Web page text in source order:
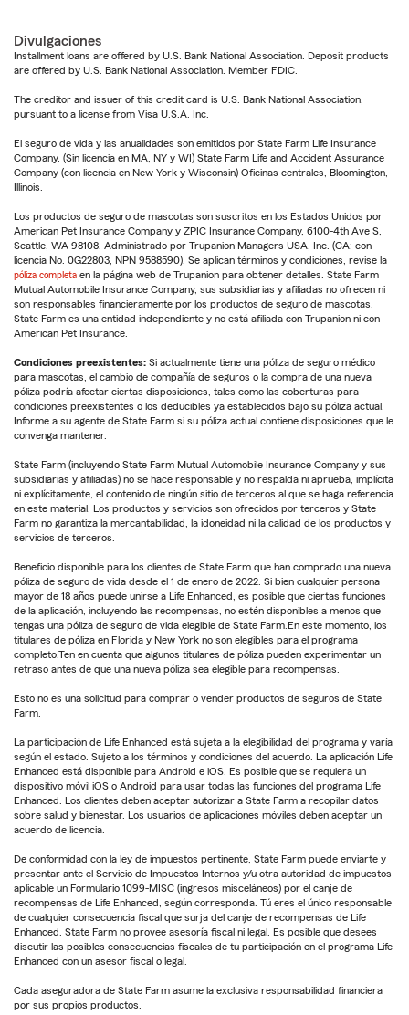
Divulgaciones
Installment loans are offered by U.S. Bank National Association. Deposit products
are offered by U.S. Bank National Association. Member FDIC.
The creditor and issuer of this credit card is U.S. Bank National Association,
pursuant to a license from Visa U.S.A. Inc.
El seguro de vida y las anualidades son emitidos por State Farm Life Insurance
Company. (Sin licencia en MA, NY y WI) State Farm Life and Accident Assurance
Company (con licencia en New York y Wisconsin) Oficinas centrales, Bloomington,
Illinois.
Los productos de seguro de mascotas son suscritos en los Estados Unidos por
American Pet Insurance Company y ZPIC Insurance Company, 6100-4th Ave S,
Seattle, WA 98108. Administrado por Trupanion Managers USA, Inc. (CA: con
licencia No. 0G22803, NPN 9588590). Se aplican términos y condiciones, revise la
póliza completa en la página web de Trupanion para obtener detalles. State Farm
Mutual Automobile Insurance Company, sus subsidiarias y afiliadas no ofrecen ni
son responsables financieramente por los productos de seguro de mascotas.
State Farm es una entidad independiente y no está afiliada con Trupanion ni con
American Pet Insurance.
Condiciones preexistentes: Si actualmente tiene una póliza de seguro médico
para mascotas, el cambio de compañía de seguros o la compra de una nueva
póliza podría afectar ciertas disposiciones, tales como las coberturas para
condiciones preexistentes o los deducibles ya establecidos bajo su póliza actual.
Informe a su agente de State Farm si su póliza actual contiene disposiciones que le
convenga mantener.
State Farm (incluyendo State Farm Mutual Automobile Insurance Company y sus
subsidiarias y afiliadas) no se hace responsable y no respalda ni aprueba, implícita
ni explícitamente, el contenido de ningún sitio de terceros al que se haga referencia
en este material. Los productos y servicios son ofrecidos por terceros y State
Farm no garantiza la mercantabilidad, la idoneidad ni la calidad de los productos y
servicios de terceros.
Beneficio disponible para los clientes de State Farm que han comprado una nueva
póliza de seguro de vida desde el 1 de enero de 2022. Si bien cualquier persona
mayor de 18 años puede unirse a Life Enhanced, es posible que ciertas funciones
de la aplicación, incluyendo las recompensas, no estén disponibles a menos que
tengas una póliza de seguro de vida elegible de State Farm.En este momento, los
titulares de póliza en Florida y New York no son elegibles para el programa
completo.Ten en cuenta que algunos titulares de póliza pueden experimentar un
retraso antes de que una nueva póliza sea elegible para recompensas.
Esto no es una solicitud para comprar o vender productos de seguros de State
Farm.
La participación de Life Enhanced está sujeta a la elegibilidad del programa y varía
según el estado. Sujeto a los términos y condiciones del acuerdo. La aplicación Life
Enhanced está disponible para Android e iOS. Es posible que se requiera un
dispositivo móvil iOS o Android para usar todas las funciones del programa Life
Enhanced. Los clientes deben aceptar autorizar a State Farm a recopilar datos
sobre salud y bienestar. Los usuarios de aplicaciones móviles deben aceptar un
acuerdo de licencia.
De conformidad con la ley de impuestos pertinente, State Farm puede enviarte y
presentar ante el Servicio de Impuestos Internos y/u otra autoridad de impuestos
aplicable un Formulario 1099-MISC (ingresos misceláneos) por el canje de
recompensas de Life Enhanced, según corresponda. Tú eres el único responsable
de cualquier consecuencia fiscal que surja del canje de recompensas de Life
Enhanced. State Farm no provee asesoría fiscal ni legal. Es posible que desees
discutir las posibles consecuencias fiscales de tu participación en el programa Life
Enhanced con un asesor fiscal o legal.
Cada aseguradora de State Farm asume la exclusiva responsabilidad financiera
por sus propios productos.